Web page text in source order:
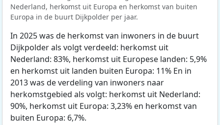
Nederland, herkomst uit Europa en herkomst van buiten
Europa in de buurt Dijkpolder per jaar.
In 2025 was de herkomst van inwoners in de buurt
Dijkpolder als volgt verdeeld: herkomst uit
Nederland: 83%, herkomst uit Europese landen: 5,9%
en herkomst uit landen buiten Europa: 11% En in
2013 was de verdeling van inwoners naar
herkomstgebied als volgt: herkomst uit Nederland:
90%, herkomst uit Europa: 3,23% en herkomst van
buiten Europa: 6,7%.